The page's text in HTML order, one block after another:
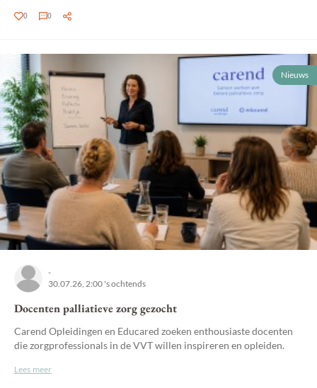
0 0
Nieuws
-
30.07.26, 2:00 's ochtends
Docenten palliatieve zorg gezocht
Carend Opleidingen en Educared zoeken enthousiaste docenten
die zorgprofessionals in de VVT willen inspireren en opleiden.
Lees meer